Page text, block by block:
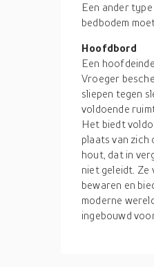
Een ander
bedbodem
Hoofdbord
Een
Vroeger
sliepen tegen
voldoende
Het biedt
plaats van
hout, dat in
niet geleidt. Ze
bewaren en
moderne
ingebouwd